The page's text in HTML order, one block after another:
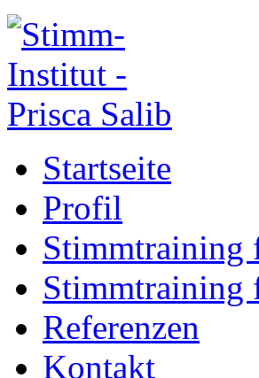
Startseite
Profil
Stimmtraining
Stimmtraining
Referenzen
Kontakt